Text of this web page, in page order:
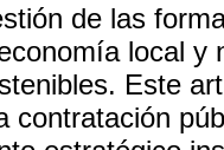
de las
local y
Este
contratación